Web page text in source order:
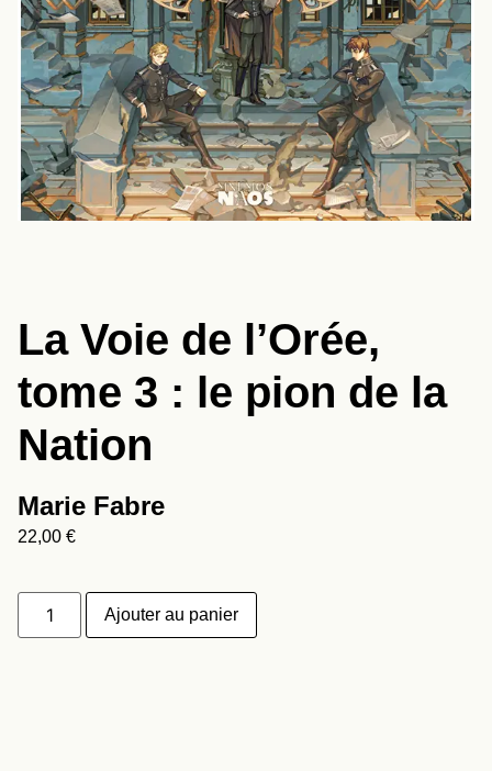
La Voie de l’Orée,
tome 3 : le pion de la
Nation
Marie Fabre
22,00 €
Ajouter au panier